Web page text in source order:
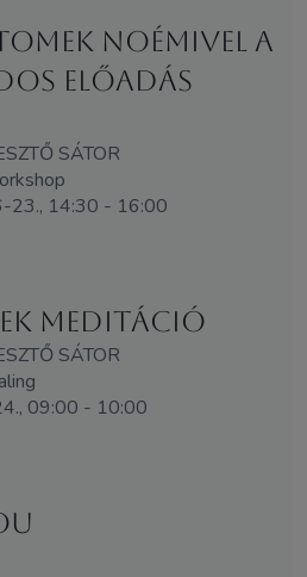
Noémivel a
előadás
SÁTOR
23., 14:30 - 16:00
meditáció
SÁTOR
09:00 - 10:00